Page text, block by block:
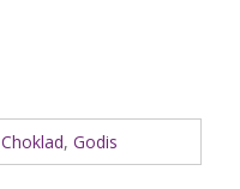
Choklad, Godis